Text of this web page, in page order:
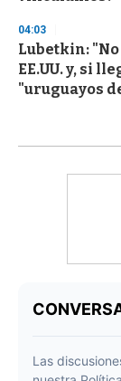
04:03
Lubetkin:
EE.UU. y, si
"uruguayos